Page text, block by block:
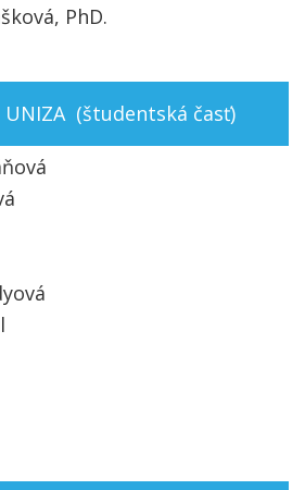
PhD.
UNIZA (študentská časť)